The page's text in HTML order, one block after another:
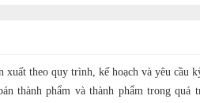
xuất theo quy trình, kế hoạch và yêu cầu
thành phẩm và thành phẩm trong quá